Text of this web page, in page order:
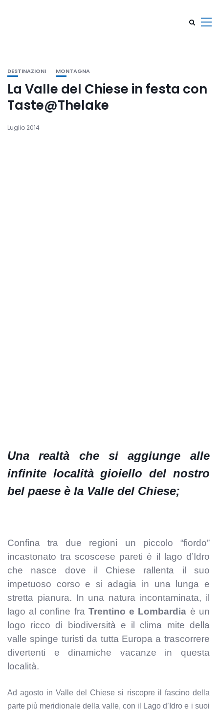
DESTINAZIONI MONTAGNA
La Valle del Chiese in festa con
Taste@Thelake
Luglio 2014
Una realtà che si aggiunge alle
infinite località gioiello del nostro
bel paese è la Valle del Chiese;
Confina tra due regioni un piccolo “fiordo”
incastonato tra scoscese pareti è il lago d’Idro
che nasce dove il Chiese rallenta il suo
impetuoso corso e si adagia in una lunga e
stretta pianura. In una natura incontaminata, il
lago al confine fra Trentino e Lombardia è un
logo ricco di biodiversità e il clima mite della
valle spinge turisti da tutta Europa a trascorrere
divertenti e dinamiche vacanze in questa
località.
Ad agosto in Valle del Chiese si riscopre il fascino della
parte più meridionale della valle, con il Lago d’Idro e i suoi